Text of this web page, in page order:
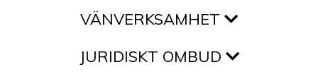
VÄNVERKSAMHET
JURIDISKT OMBUD